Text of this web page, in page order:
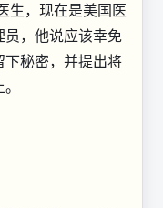
生，现在是美国医
，他说应该幸免
秘密，并提出将